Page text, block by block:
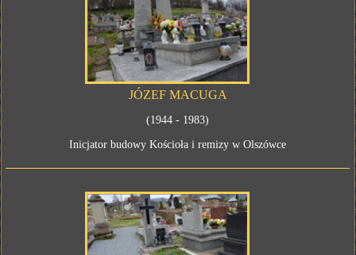
JÓZEF MACUGA
(1944 - 1983)
Inicjator budowy Kościoła i remizy w Olszówce